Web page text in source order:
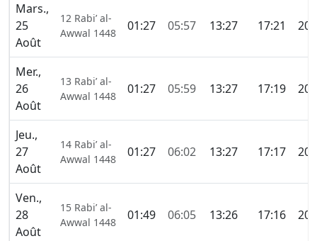
Mars.,
25
Août
12 Rabi’ al-
Awwal 1448
01:27 05:57 13:27 17:21
Mer.,
26
Août
13 Rabi’ al-
Awwal 1448
01:27 05:59 13:27 17:19
Jeu.,
27
Août
14 Rabi’ al-
Awwal 1448
01:27 06:02 13:27 17:17
Ven.,
28
Août
15 Rabi’ al-
Awwal 1448
01:49 06:05 13:26 17:16